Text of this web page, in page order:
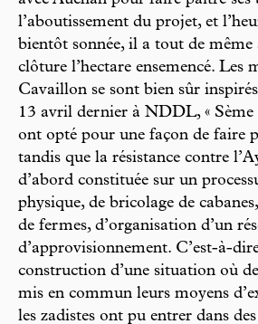
l’aboutissement du projet, et
bientôt sonnée, il a tout de même
clôture l’hectare ensemencé. Les
Cavaillon se sont bien sûr
13 avril dernier à NDDL, « Sème
ont opté pour une façon de faire
tandis que la résistance contre
d’abord constituée sur un
physique, de bricolage de
de fermes, d’organisation d’un
d’approvisionnement. C’est-à-
construction d’une situation où
mis en commun leurs moyens
les zadistes ont pu entrer dans